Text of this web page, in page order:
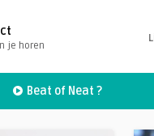
je horen
Beat of Neat ?